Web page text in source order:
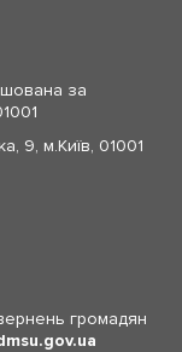
за
9, м.Київ, 01001
громадян